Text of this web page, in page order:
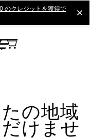
のクレジットを獲得で
の地域
けませ